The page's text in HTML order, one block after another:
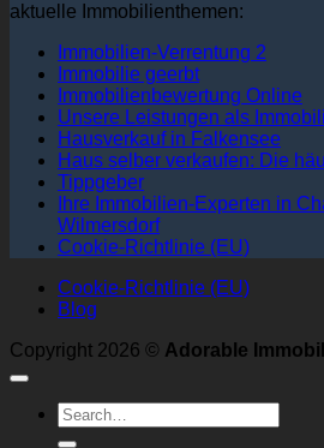
aktuelle Immobilienthemen:
Immobilien-Verrentung 2
Immobilie geerbt
Immobilienbewertung Online
Unsere Leistungen als
Hausverkauf in Falkensee
Haus selber verkaufen: Die
Tippgeber
Ihre Immobilien-Experten in
Wilmersdorf
Cookie-Richtlinie (EU)
Cookie-Richtlinie (EU)
Blog
Copyright 2026 © Adorable